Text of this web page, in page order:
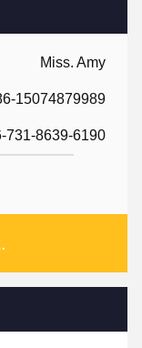
Miss. Amy
15074879989
731-8639-6190